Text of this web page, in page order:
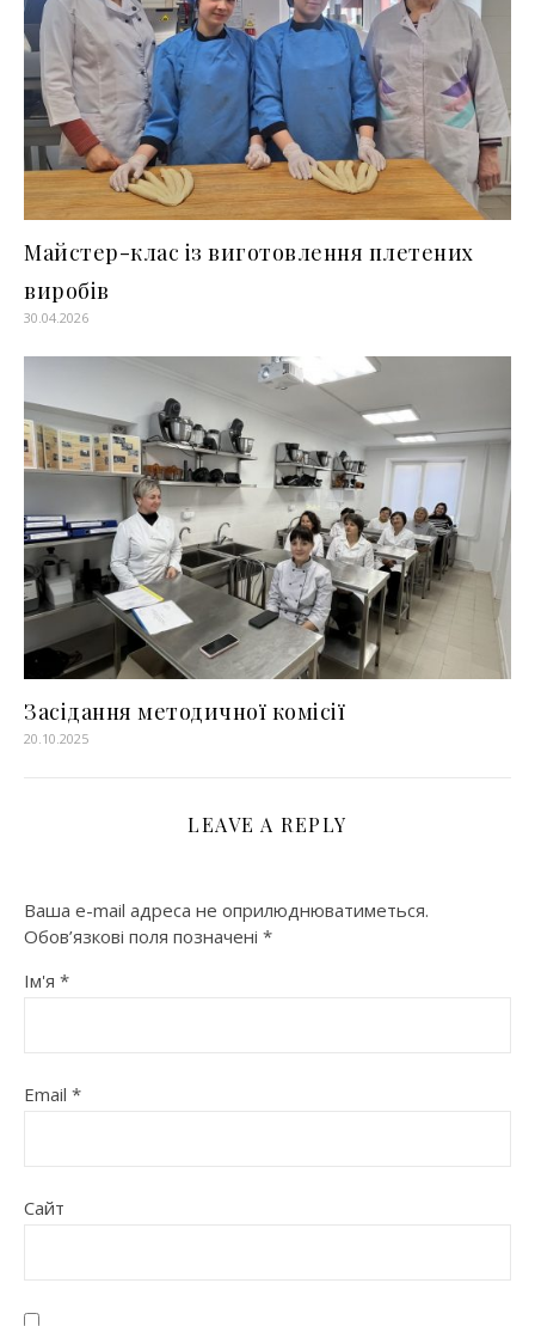
Майстер-клас із виготовлення плетених
виробів
30.04.2026
Засідання методичної комісії
20.10.2025
LEAVE A REPLY
Ваша e-mail адреса не оприлюднюватиметься.
Обов’язкові поля позначені *
Ім'я *
Email *
Сайт